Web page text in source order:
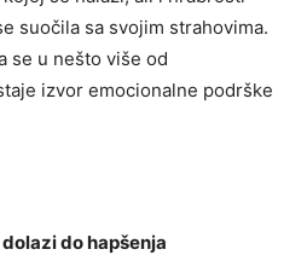
suočila sa svojim strahovima.
se u nešto više od
izvor emocionalne podrške
do hapšenja